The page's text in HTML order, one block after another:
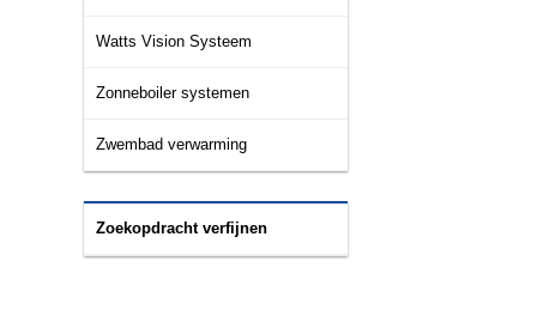
Watts Vision Systeem
Zonneboiler systemen
Zwembad verwarming
Zoekopdracht verfijnen